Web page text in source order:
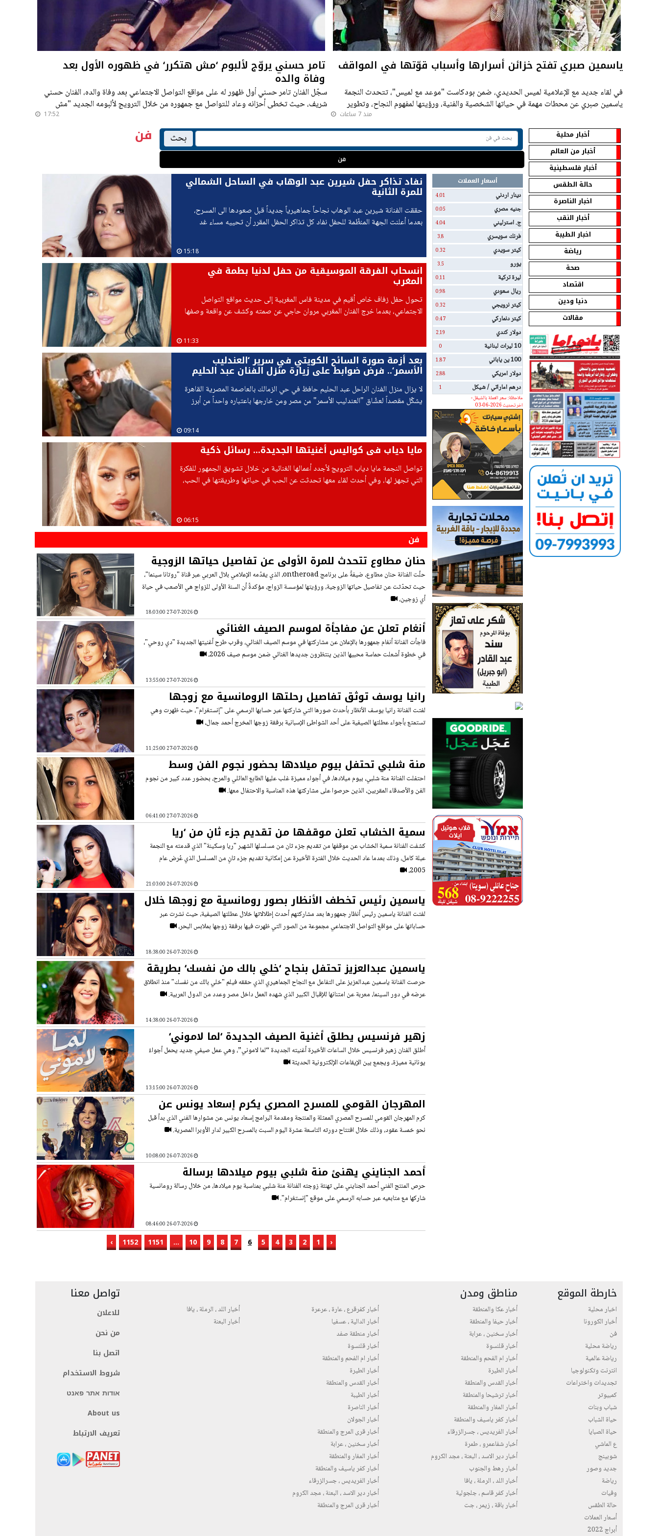
ياسمين صبري تفتح خزائن أسرارها وأسباب قوّتها في المواقف
في لقاء جديد مع الإعلامية لميس الحديدي، ضمن بودكاست "موعد مع لميس"، تتحدث النجمة
ياسمين صبري عن محطات مهمة في حياتها الشخصية والفنية، ورؤيتها لمفهوم النجاح، وتطوير
منذ 7 ساعات
تامر حسني يروّج لألبوم ‘مش هتكرر‘ في ظهوره الأول بعد
وفاة والده
سجّل الفنان تامر حسني أول ظهور له على مواقع التواصل الاجتماعي بعد وفاة والده، الفنان حسني
شريف، حيث تخطى أحزانه وعاد للتواصل مع جمهوره من خلال الترويج لألبومه الجديد "مش
17:52
أخبار محلية
أخبار من العالم
أخبار فلسطينية
حالة الطقس
اخبار الناصرة
أخبار النقب
اخبار الطيبة
رياضة
صحة
اقتصاد
دنيا ودين
مقالات
بحث
فن
فن
أسعار العملات
دينار اردني
4.01
جنيه مصري 0.05
ج. استرليني 4.04
فرنك سويسري 3.8
كيتر سويدي 0.32
يورو 3.5
ليرة تركية 0.11
ريال سعودي 0.98
كيتر نرويجي 0.32
كيتر دنماركي 0.47
دولار كندي 2.19
10 ليرات لبنانية 0
100 ين ياباني 1.87
دولار امريكي 2.88
درهم اماراتي / شيكل
1
ملاحظة: سعر العملة بالشيقل -
اخر تحديث 2026-06-03
نفاد تذاكر حفل شيرين عبد الوهاب في الساحل الشمالي
للمرة الثانية
حققت الفنانة شيرين عبد الوهاب نجاحاً جماهيرياً جديداً قبل صعودها الى المسرح،
بعدما أعلنت الجهة المنظّمة للحفل نفاد كل تذاكر الحفل المقرر أن تحييه مساء غد
15:18
انسحاب الفرقة الموسيقية من حفل لدنيا بطمة في
المغرب
تحول حفل زفاف خاص أُقيم في مدينة فاس المغربية إلى حديث مواقع التواصل
الاجتماعي، بعدما خرج الفنان المغربي مروان حاجي عن صمته وكشف عن واقعة وصفها
11:33
بعد أزمة صورة السائح الكويتي في سرير ‘العندليب
الأسمر‘.. فرض ضوابط على زيارة منزل الفنان عبد الحليم
حافظ بالقاهرة
لا يزال منزل الفنان الراحل عبد الحليم حافظ في حي الزمالك بالعاصمة المصرية القاهرة
يشكّل مقصداً لعشّاق "العندليب الأسمر" من مصر ومن خارجها باعتباره واحداً من أبرز
09:14
مايا دياب في كواليس أغنيتها الجديدة... رسائل ذكية
تواصل النجمة مايا دياب الترويج لأجدد أعمالها الغنائية من خلال تشويق الجمهور للفكرة
التي تجهز لها، وفي أحدث لقاء معها تحدثت عن الحب قي حياتها وطريقتها في الحب،
06:15
فن
حنان مطاوع تتحدث للمرة الأولى عن تفاصيل حياتها الزوجية
وجوانب من طفولتها
حلّت الفنانة حنان مطاوع، ضيفةً على برنامج ontheroad، الذي يقدّمه الإعلامي بلال العربي عبر قناة "روتانا سينما"،
حيث تحدّثت عن تفاصيل حياتها الزوجية، ورؤيتها لمؤسسة الزواج، مؤكدةً أن السنة الأولى للزواج هي الأصعب في حياة
أي زوجين،
أنغام تعلن عن مفاجأة لموسم الصيف الغنائي
فاجأت الفنانة أنغام جمهورها بالإعلان عن مشاركتها في موسم الصيف الغنائي، وقرب طرح أغنيتها الجديدة "دي روحي"،
في خطوة أشعلت حماسة محبيها الذين ينتظرون جديدها الغنائي ضمن موسم صيف 2026،
رانيا يوسف توثق تفاصيل رحلتها الرومانسية مع زوجها
باطلالة بسيطة على البحر
لفتت الفنانة رانيا يوسف الأنظار بأحدث صورها التي شاركتها عبر حسابها الرسمي على "إنستغرام"، حيث ظهرت وهي
تستمتع بأجواء عطلتها الصيفية على أحد الشواطئ الإسبانية برفقة زوجها المخرج أحمد جمال،
منة شلبي تحتفل بيوم ميلادها بحضور نجوم الفن وسط
أجواء عائلية
احتفلت الفنانة منة شلبي، بيوم ميلادها، في أجواء مميزة غلب عليها الطابع العائلي والمرح، بحضور عدد كبير من نجوم
الفن والأصدقاء المقربين، الذين حرصوا على مشاركتها هذه المناسبة والاحتفال معها.
سمية الخشاب تعلن موقفها من تقديم جزء ثانٍ من ‘ريا
وسكينة‘ بعد 21 عاماً
كشفت الفنانة سمية الخشاب عن موقفها من تقديم جزء ثان من مسلسلها الشهير "ريا وسكينة" الذي قدمته مع النجمة
عبلة كامل، وذلك بعدما عاد الحديث خلال الفترة الأخيرة عن إمكانية تقديم جزء ثانٍ من المسلسل الذي عُرض عام
2005،
ياسمين رئيس تخطف الأنظار بصور رومانسية مع زوجها خلال
عطلتها الصيفية
لفتت الفنانة ياسمين رئيس أنظار جمهورها بعد مشاركتهم أحدث إطلالاتها خلال عطلتها الصيفية، حيث نشرت عبر
حساباتها على مواقع التواصل الاجتماعي مجموعة من الصور التي ظهرت فيها برفقة زوجها بملابس البحر،
ياسمين عبدالعزيز تحتفل بنجاح ‘خلي بالك من نفسك‘ بطريقة
مميزة
حرصت الفنانة ياسمين عبدالعزيز على التفاعل مع النجاح الجماهيري الذي حققه فيلم "خلي بالك من نفسك" منذ انطلاق
عرضه في دور السينما، معربة عن امتنانها للإقبال الكبير الذي شهده العمل داخل مصر وعدد من الدول العربية.
زهير فرنسيس يطلق أغنية الصيف الجديدة ‘لما لاموني‘
أطلق الفنان زهير فرنسيس خلال الساعات الأخيرة أغنيته الجديدة “لما لاموني”، وهي عمل صيفي جديد يحمل أجواءً
يونانية مميزة، ويجمع بين الإيقاعات الإلكترونية الحديثة
المهرجان القومي للمسرح المصري يكرم إسعاد يونس عن
مشوارها الفني
كرم المهرجان القومي للمسرح المصري الممثلة والمنتجة ومقدمة البرامج إسعاد يونس عن مشوارها الفني الذي بدأ قبل
نحو خمسة عقود، وذلك خلال افتتاح دورته التاسعة عشرة اليوم السبت بالمسرح الكبير لدار الأوبرا المصرية.
أحمد الجنايني يهنئ منة شلبي بيوم ميلادها برسالة
رومانسية
حرص المنتج الفني أحمد الجنايني على تهنئة زوجته الفنانة منة شلبي بمناسبة يوم ميلادها، من خلال رسالة رومانسية
شاركها مع متابعيه عبر حسابه الرسمي على موقع "إنستغرام".
‹
1
2
3
4
5
6
7
8
9
10
...
1151
1152
›
خارطة الموقع
اخبار محلية
أخبار الكورونا
فن
رياضة محلية
رياضة عالمية
انترنت وتكنولوجيا
تجديدات واختراعات
كمبيوتر
شباب وبنات
حياة الشباب
حياة الصبايا
ع الماشي
شوبينج
جديد وصور
رياضة
وفيات
حالة الطقس
أسعار العملات
أبراج 2022
مناطق ومدن
أخبار عكا والمنطقة
أخبار حيفا والمنطقة
أخبار سخنين ، عرابة
أخبار قلنسوة
أخبار ام الفحم والمنطقة
أخبار الطيرة
أخبار القدس والمنطقة
أخبار ترشيحا والمنطقة
أخبار المغار والمنطقة
أخبار كفر ياسيف والمنطقة
أخبار الفريديس ، جسرالزرقاء
أخبار شفاعمرو ، طمرة
أخبار دير الاسد ، البعنة ، مجد الكروم
أخبار رهط والجنوب
أخبار اللد ، الرملة ، يافا
أخبار كفر قاسم ، جلجولية
أخبار باقة ، زيمر ، جت
أخبار كفرقرع ، عارة ، عرعرة
أخبار الدالية ، عسفيا
أخبار منطقة صفد
أخبار قلنسوة
أخبار ام الفحم والمنطقة
أخبار الطيرة
أخبار القدس والمنطقة
أخبار الطيبة
أخبار الناصرة
أخبار الجولان
أخبار قرى المرج والمنطقة
أخبار سخنين ، عرابة
أخبار المغار والمنطقة
أخبار كفر ياسيف والمنطقة
أخبار الفريديس ، جسرالزرقاء
أخبار دير الاسد ، البعنة ، مجد الكروم
أخبار قرى المرج والمنطقة
أخبار اللد ، الرملة ، يافا
أخبار البعنة
تواصل معنا
للاعلان
من نحن
اتصل بنا
شروط الاستخدام
אודות אתר פאנט
About us
تعريف الارتباط